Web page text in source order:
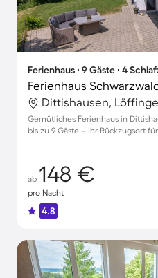
Ferienhaus ∙ 9 Gäste ∙ 4
Ferienhaus
Dittishausen,
Gemütliches Ferienhaus in
bis zu 9 Gäste – Ihr Rückzugsort
ab 148 €
pro Nacht
4.8